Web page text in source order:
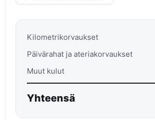
Kilometrikorvaukset
Päivärahat ja ateriakorvaukset
Muut kulut
Yhteensä